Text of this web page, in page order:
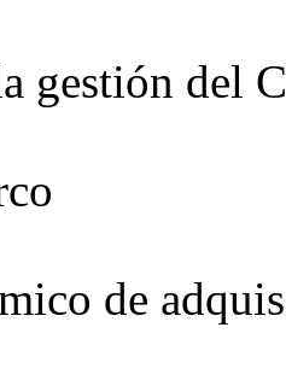
gestión del
de